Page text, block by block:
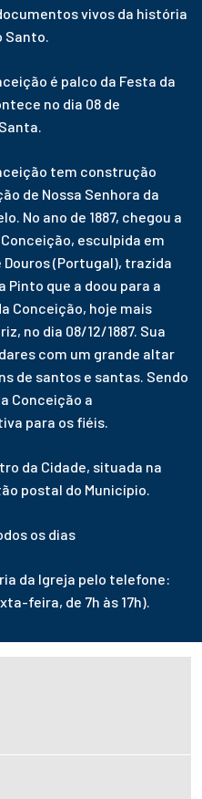
vivos da história
Santo.
é palco da Festa da
no dia 08 de
tem construção
de Nossa Senhora da
No ano de 1887, chegou a
esculpida em
(Portugal), trazida
Pinto que a doou para a
Conceição, hoje mais
no dia 08/12/1887. Sua
com um grande altar
de santos e santas. Sendo
Conceição a
para os fiéis.
da Cidade, situada na
postal do Município.
os dias
da Igreja pelo telefone:
feira, de 7h às 17h).